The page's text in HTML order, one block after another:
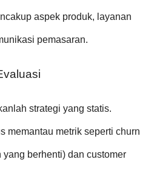
aspek produk, layanan
pemasaran.
strategi yang statis.
memantau metrik seperti churn
berhenti) dan customer